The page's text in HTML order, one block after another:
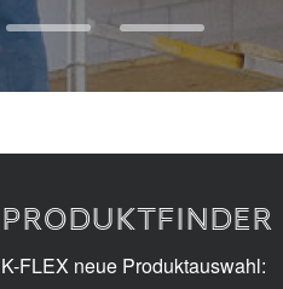
PRODUKTFINDER
K-FLEX neue Produktauswahl: